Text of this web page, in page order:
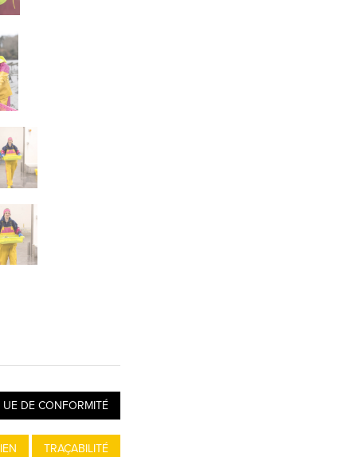
UE DE CONFORMITÉ
TRAÇABILITÉ